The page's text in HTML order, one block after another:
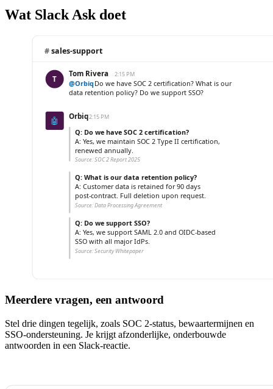
Wat Slack Ask doet
Meerdere vragen, een antwoord
Stel drie dingen tegelijk, zoals SOC 2-status, bewaartermijnen en
SSO-ondersteuning. Je krijgt afzonderlijke, onderbouwde
antwoorden in een Slack-reactie.